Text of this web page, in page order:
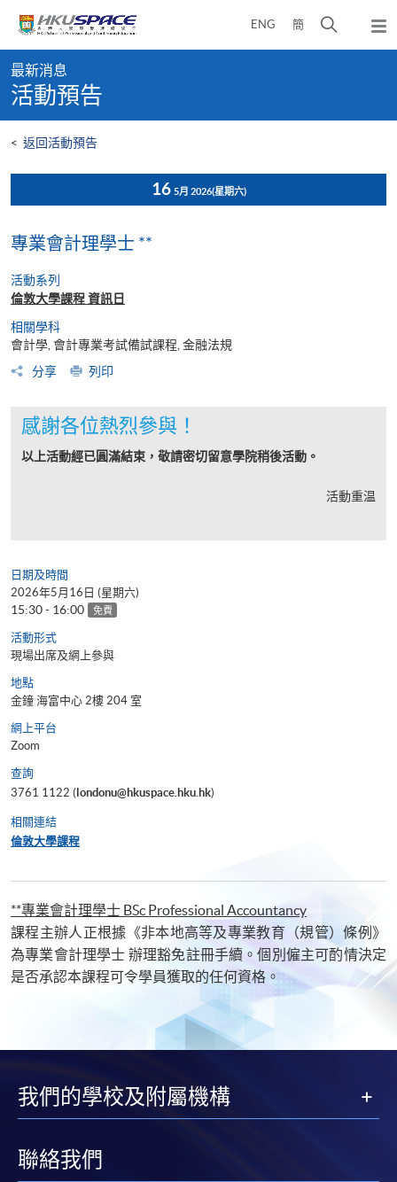
content
ENG 簡
開
彈
出
content
start
最新消息
活動預告
< 返回活動預告
16 5月 2026(星期六)
專業會計理學士 **
活動系列
倫敦大學課程 資訊日
相關學科
會計學, 會計專業考試備試課程, 金融法規
分享
列印
感謝各位熱烈參與！
以上活動經已圓滿結束，敬請密切留意學院稍後活動。
活動重温
日期及時間
2026年5月16日 (星期六)
15:30 - 16:00 免費
活動形式
現場出席及網上參與
地點
金鐘 海富中心 2樓 204 室
網上平台
Zoom
查詢
3761 1122 (londonu@hkuspace.hku.hk)
相關連結
倫敦大學課程
**專業會計理學士 BSc Professional Accountancy
課程主辦人正根據《非本地高等及專業教育（規管）條例》
為專業會計理學士 辦理豁免註冊手續。個別僱主可酌情決定
是否承認本課程可令學員獲取的任何資格。
我們的學校及附屬機構
聯絡我們